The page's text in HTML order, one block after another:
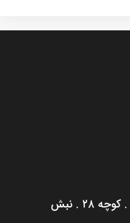
قم . میدان ۷۲ تن . بلوار کوه سفید . کوچه ۲۸ . نبش